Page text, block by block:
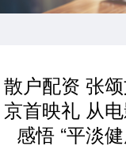
散户配资 张
京首映礼 从
感悟 “平淡